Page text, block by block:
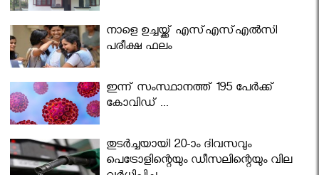
നാളെ ഉച്ചയ്ക്ക് എസ്എസ്എല്‍സി
പരീക്ഷ ഫലം
ഇന്ന് സംസ്ഥാനത്ത് 195 പേര്‍ക്ക്
കോവിഡ് ...
തുടർച്ചയായി 20-ാം ദിവസവും
പെട്രോളിന്റെയും ഡീസലിന്റെയും വില